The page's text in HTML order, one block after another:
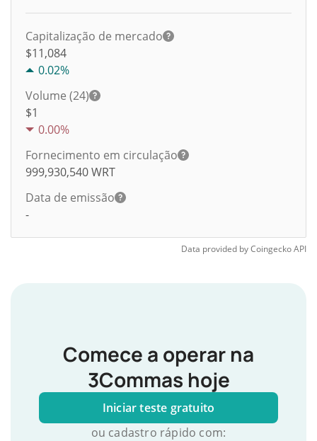
Capitalização de mercado
$11,084
0.02%
Volume (24)
$1
0.00%
Fornecimento em circulação
999,930,540WRT
Data de emissão
-
Data provided byCoingeckoAPI
Comece a operar na
3Commas hoje
Iniciar teste gratuito
ou cadastro rápido com: